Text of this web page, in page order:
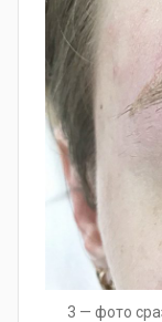
3 — фото